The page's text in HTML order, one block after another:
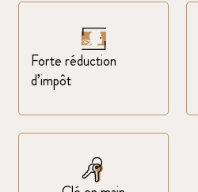
Forte réduction
d’impôt